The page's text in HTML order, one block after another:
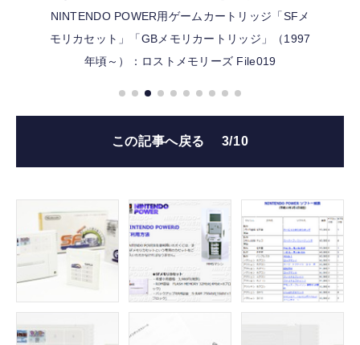
NINTENDO POWER用ゲームカートリッジ「SFメ
モリカセット」「GBメモリカートリッジ」（1997
年頃～）：ロストメモリーズ File019
この記事へ戻る 3/10